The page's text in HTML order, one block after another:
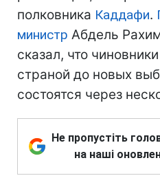
полковника Каддафи.
министр Абдель
сказал, что
страной до новых
состоятся через
Не пропустіть
на наші